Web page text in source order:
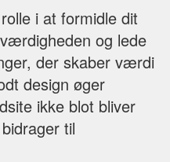
i at formidle dit
og lede
der skaber værdi
design øger
ikke blot bliver
til